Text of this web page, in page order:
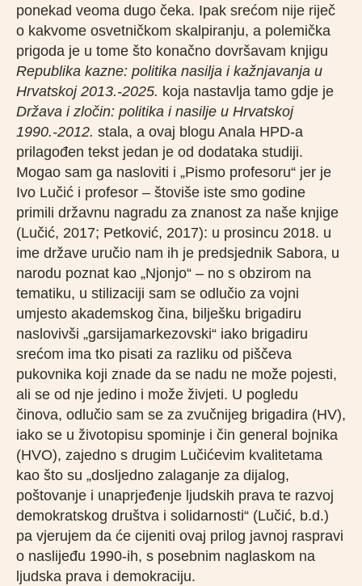
ponekad veoma dugo čeka. Ipak srećom nije riječ
o kakvome osvetničkom skalpiranju, a polemička
prigoda je u tome što konačno dovršavam knjigu
Republika kazne: politika nasilja i kažnjavanja u
Hrvatskoj 2013.-2025. koja nastavlja tamo gdje je
Država i zločin: politika i nasilje u Hrvatskoj
1990.-2012. stala, a ovaj blogu Anala HPD-a
prilagođen tekst jedan je od dodataka studiji.
Mogao sam ga nasloviti i „Pismo profesoru“ jer je
Ivo Lučić i profesor – štoviše iste smo godine
primili državnu nagradu za znanost za naše knjige
(Lučić, 2017; Petković, 2017): u prosincu 2018. u
ime države uručio nam ih je predsjednik Sabora, u
narodu poznat kao „Njonjo“ – no s obzirom na
tematiku, u stilizaciji sam se odlučio za vojni
umjesto akademskog čina, bilješku brigadiru
naslovivši „garsijamarkezovski“ iako brigadiru
srećom ima tko pisati za razliku od piščeva
pukovnika koji znade da se nadu ne može pojesti,
ali se od nje jedino i može živjeti. U pogledu
činova, odlučio sam se za zvučnijeg brigadira (HV),
iako se u životopisu spominje i čin general bojnika
(HVO), zajedno s drugim Lučićevim kvalitetama
kao što su „dosljedno zalaganje za dijalog,
poštovanje i unaprjeđenje ljudskih prava te razvoj
demokratskog društva i solidarnosti“ (Lučić, b.d.)
pa vjerujem da će cijeniti ovaj prilog javnoj raspravi
o naslijeđu 1990-ih, s posebnim naglaskom na
ljudska prava i demokraciju.